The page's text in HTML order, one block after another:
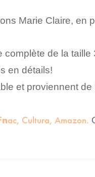
Marie Claire, en
de la taille
en détails!
et proviennent de
nac, Cultura, Amazon.